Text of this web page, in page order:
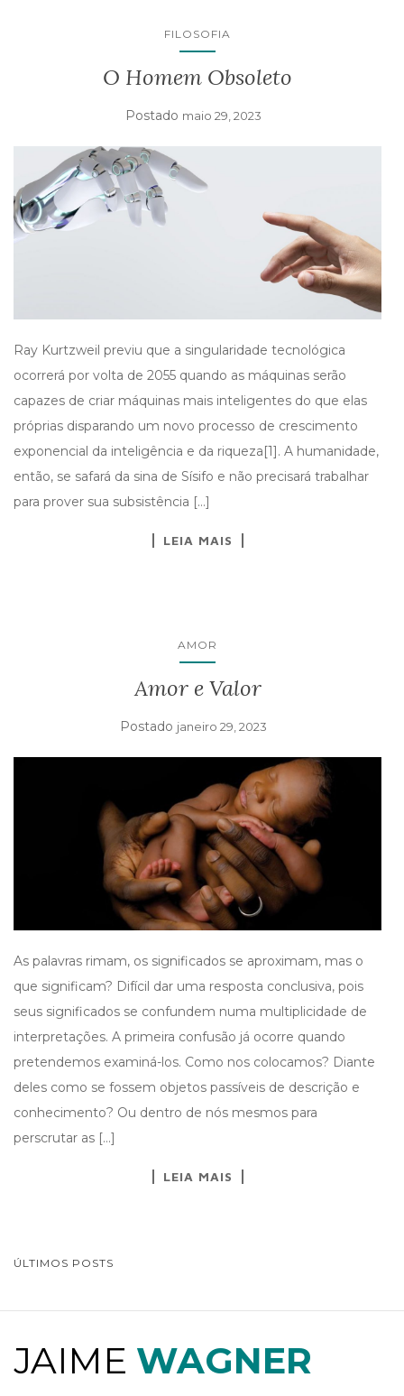
FILOSOFIA
O Homem Obsoleto
Postado maio 29, 2023
Ray Kurtzweil previu que a singularidade tecnológica
ocorrerá por volta de 2055 quando as máquinas serão
capazes de criar máquinas mais inteligentes do que elas
próprias disparando um novo processo de crescimento
exponencial da inteligência e da riqueza[1]. A humanidade,
então, se safará da sina de Sísifo e não precisará trabalhar
para prover sua subsistência […]
LEIA MAIS
AMOR
Amor e Valor
Postado janeiro 29, 2023
As palavras rimam, os significados se aproximam, mas o
que significam? Difícil dar uma resposta conclusiva, pois
seus significados se confundem numa multiplicidade de
interpretações. A primeira confusão já ocorre quando
pretendemos examiná-los. Como nos colocamos? Diante
deles como se fossem objetos passíveis de descrição e
conhecimento? Ou dentro de nós mesmos para
perscrutar as […]
LEIA MAIS
ÚLTIMOS POSTS
JAIME WAGNER